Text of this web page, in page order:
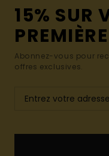
15% SUR
Abonnez-vous pour
offres exclusives.